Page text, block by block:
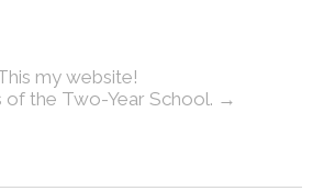
my website!
of the Two-Year School. →